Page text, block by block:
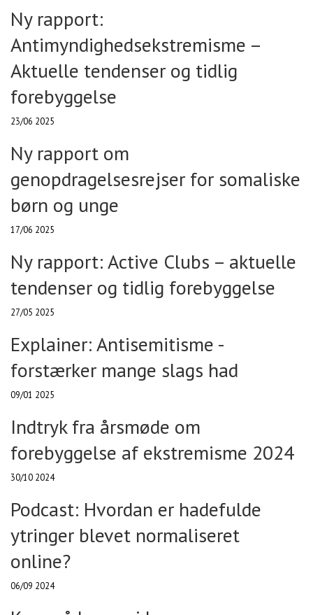
Ny rapport:
Antimyndighedsekstremisme –
Aktuelle tendenser og tidlig
forebyggelse
23/06 2025
Ny rapport om
genopdragelsesrejser for somaliske
børn og unge
17/06 2025
Ny rapport: Active Clubs – aktuelle
tendenser og tidlig forebyggelse
27/05 2025
Explainer: Antisemitisme -
forstærker mange slags had
09/01 2025
Indtryk fra årsmøde om
forebyggelse af ekstremisme 2024
30/10 2024
Podcast: Hvordan er hadefulde
ytringer blevet normaliseret
online?
06/09 2024